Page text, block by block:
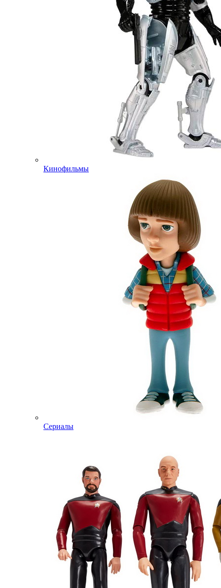
Кинофильмы
Сериалы